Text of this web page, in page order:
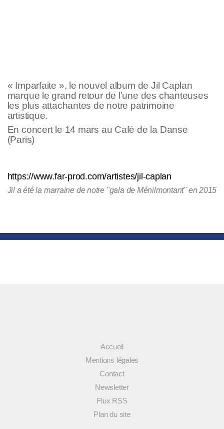
« Imparfaite », le nouvel album de Jil Caplan
marque le grand retour de l’une des chanteuses
les plus attachantes de notre patrimoine
artistique.
En concert le 14 mars au Café de la Danse
(Paris)
https://www.far-prod.com/artistes/jil-caplan
Jil a été la marraine de notre "gala de Ménilmontant" en 2015
Accueil
Mentions légales
Contact
Newsletter
Flux RSS
Plan du site